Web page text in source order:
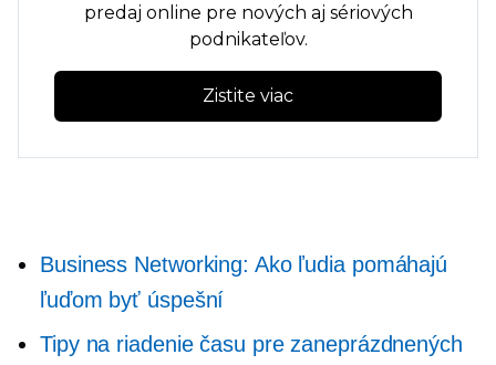
predaj online pre nových aj sériových
podnikateľov.
Zistite viac
Business Networking: Ako ľudia pomáhajú
ľuďom byť úspešní
Tipy na riadenie času pre zaneprázdnených